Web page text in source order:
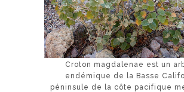
Croton magdalenae est un
endémique de la Basse
péninsule de la côte pacifique